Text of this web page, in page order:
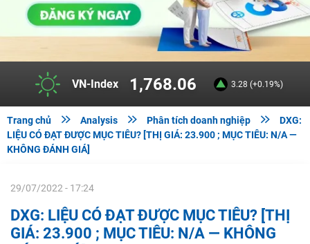
VN-Index 1,768.06 3.28 (+0.19%)
Trang chủ  Analysis  Phân tích doanh nghiệp 
DXG:
LIỆU CÓ ĐẠT ĐƯỢC MỤC TIÊU? [THỊ GIÁ: 23.900 ; MỤC TIÊU: N/A —
KHÔNG ĐÁNH GIÁ]
29/07/2022 - 17:24
DXG: LIỆU CÓ ĐẠT ĐƯỢC MỤC TIÊU? [THỊ
GIÁ: 23.900 ; MỤC TIÊU: N/A — KHÔNG